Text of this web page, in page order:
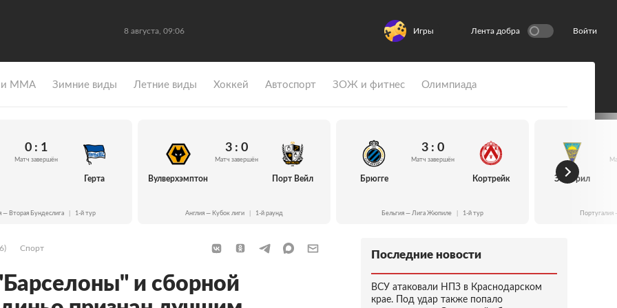
8 августа, 09:06 Игры Лента добра Войти
и ММА Зимние виды Летние виды Хоккей Автоспорт ЗОЖ и фитнес Олимпиада
0 : 1
Матч завершён
Герта
— Вторая Бундеслига 1-й тур
Вулверхэмптон
3 : 0
Матч завершён
Порт Вейл
Англия — Кубок лиги 1-й раунд
Брюгге
3 : 0
Матч завершён
Кортрейк
Бельгия — Лига Жюпиле 1-й тур
Эшторил
Спорт
и сборной
Последние новости
ВСУ атаковали НПЗ в Краснодарском
крае. Под удар также попало